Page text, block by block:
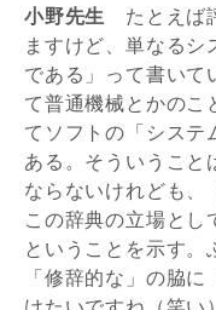
小野先生 たとえば
ますけど、単なる
である」って書いて
て普通機械とかのこ
てソフトの「システ
ある。そういうこと
ならないけれども、
この辞典の立場と
ということを示す
「修辞的な」の脇